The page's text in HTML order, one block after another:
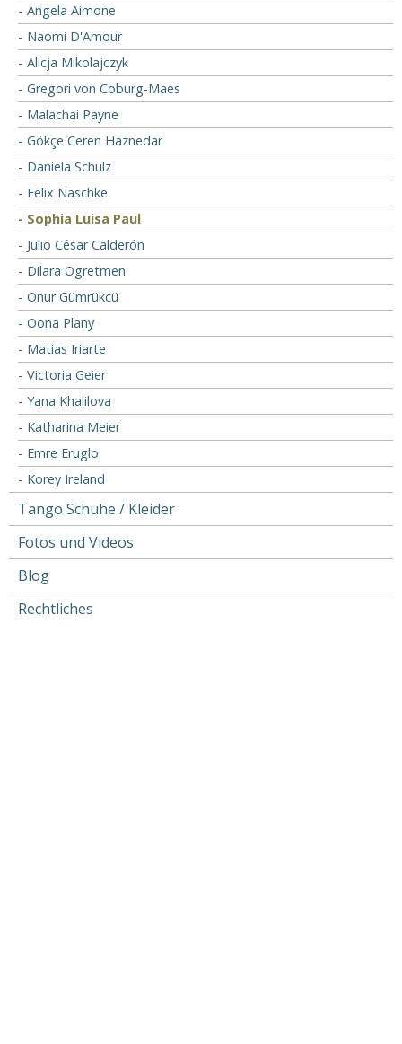
Angela Aimone
Naomi D'Amour
Alicja Mikolajczyk
Gregori von Coburg-Maes
Malachai Payne
Gökçe Ceren Haznedar
Daniela Schulz
Felix Naschke
Sophia Luisa Paul
Julio César Calderón
Dilara Ogretmen
Onur Gümrükcü
Oona Plany
Matias Iriarte
Victoria Geier
Yana Khalilova
Katharina Meier
Emre Eruglo
Korey Ireland
Tango Schuhe / Kleider
Fotos und Videos
Blog
Rechtliches